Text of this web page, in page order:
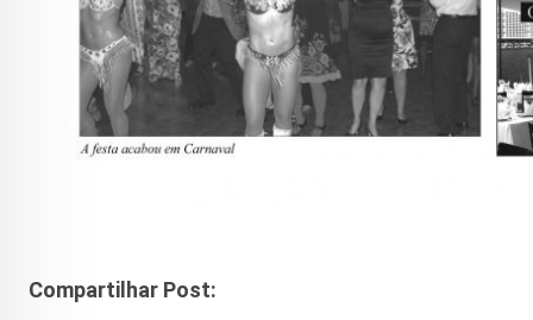
Compartilhar Post: